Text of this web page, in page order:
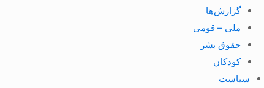
گزارش‌ها
ملی – قومی
حقوق بشر
کودکان
سیاست